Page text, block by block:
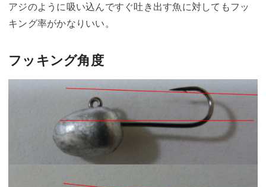
アジのように吸い込んですぐ吐き出す魚に対してもフッ
キング率がかなりいい。
フッキング角度